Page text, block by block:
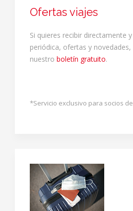
Ofertas viajes
Si quieres recibir directamente
periódica, ofertas y novedades,
nuestro boletín gratuito.
*Servicio exclusivo para socios de